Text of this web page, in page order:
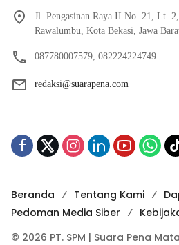
Jl. Pengasinan Raya II No. 21, Lt.
Rawalumbu, Kota Bekasi, Jawa
087780007579, 082224224749
redaksi@suarapena.com
Beranda Tentang Kami
Pedoman Media Siber
© 2026 PT. SPM | Suara Pena